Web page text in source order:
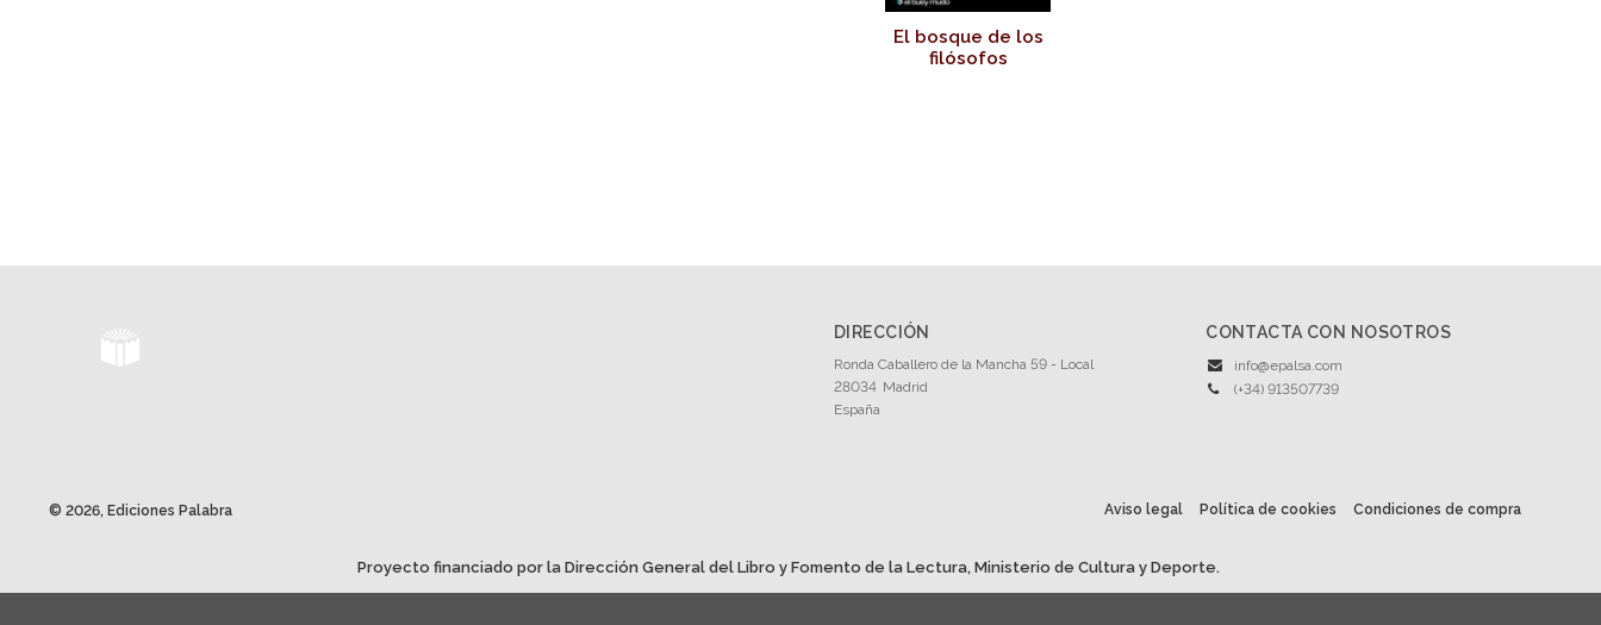
El bosque de los
filósofos
DIRECCIÓN
Ronda Caballero de la Mancha 59 - Local
28034 Madrid
España
CONTACTA CON NOSOTROS
info@epalsa.com
(+34) 913507739
© 2026, Ediciones Palabra Aviso legal Política de cookies Condiciones de compra
Proyecto financiado por la Dirección General del Libro y Fomento de la Lectura, Ministerio de Cultura y Deporte.